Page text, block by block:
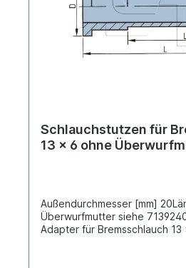
Schlauchstutzen für
13 x 6 ohne
Außendurchmesser [mm]
Überwurfmutter siehe
Adapter für Bremsschlauch 13